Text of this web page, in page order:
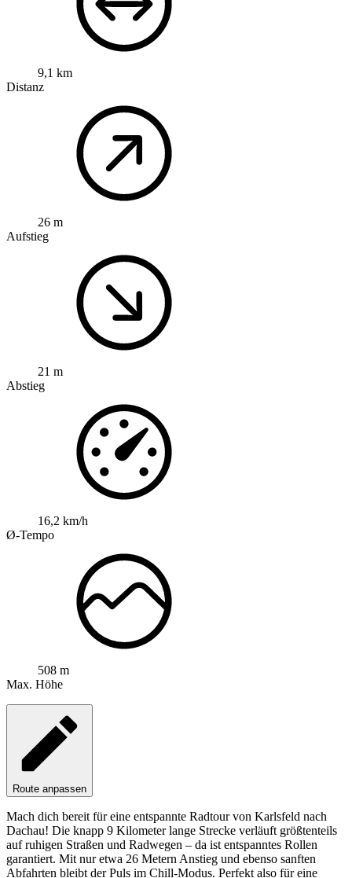
9,1 km
Distanz
26 m
Aufstieg
21 m
Abstieg
16,2 km/h
Ø-Tempo
508 m
Max. Höhe
Route anpassen
Mach dich bereit für eine entspannte Radtour von Karlsfeld nach
Dachau! Die knapp 9 Kilometer lange Strecke verläuft größtenteils
auf ruhigen Straßen und Radwegen – da ist entspanntes Rollen
garantiert. Mit nur etwa 26 Metern Anstieg und ebenso sanften
Abfahrten bleibt der Puls im Chill-Modus. Perfekt also für eine